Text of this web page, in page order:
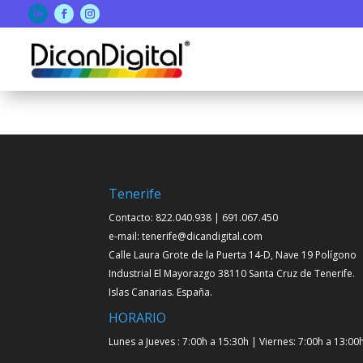

Digital marketing
Fusce sagittis et nisi in
feugiat

Copywriting
Fusce sagittis et nisi in
feugiat
SEO
Read more
Tenerife
Contacto: 822.040.938 | 691.067.450
e-mail: tenerife@dicandigital.com
Calle Laura Grote de la Puerta 14-D, Nave 19 Polígono
Industrial El Mayorazgo 38110 Santa Cruz de Tenerife.
Islas Canarias. España.
HORARIO
Lunes a Jueves : 7:00h a 15:30h | Viernes: 7:00h a